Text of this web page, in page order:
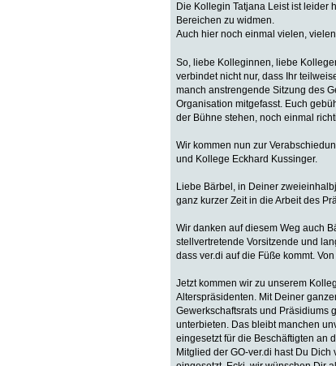
Die Kollegin Tatjana Leist ist leider
Bereichen zu widmen.
Auch hier noch einmal vielen,
So, liebe Kolleginnen, liebe
verbindet nicht nur, dass Ihr
manch anstrengende Sitzung des
Organisation mitgefasst. Euch
der Bühne stehen, noch einmal
Wir kommen nun zur
und Kollege Eckhard Kussinger.
Liebe Bärbel, in Deiner
ganz kurzer Zeit in die Arbeit des
Wir danken auf diesem Weg auch
stellvertretende Vorsitzende und
dass ver.di auf die Füße kommt.
Jetzt kommen wir zu unserem
Alterspräsidenten. Mit Deiner
Gewerkschaftsrats und Präsidiums
unterbieten. Das bleibt manchen
eingesetzt für die Beschäftigten an
Mitglied der GO-ver.di hast Du